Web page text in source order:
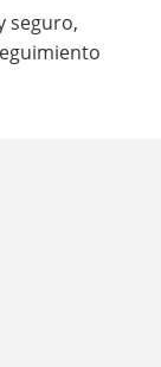
seguro,